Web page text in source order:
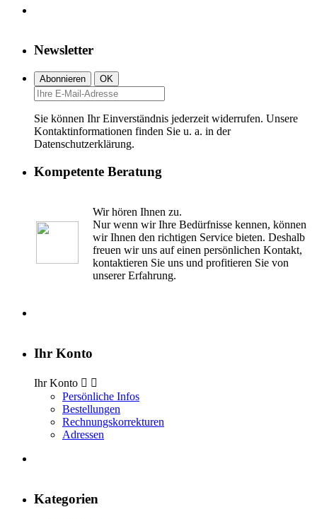
Newsletter
Sie können Ihr Einverständnis jederzeit widerrufen. Unsere
Kontaktinformationen finden Sie u. a. in der
Datenschutzerklärung.
Kompetente Beratung
Wir hören Ihnen zu.
Nur wenn wir Ihre Bedürfnisse kennen, können
wir Ihnen den richtigen Service bieten. Deshalb
freuen wir uns auf einen persönlichen Kontakt,
kontaktieren Sie uns und profitieren Sie von
unserer Erfahrung.
Ihr Konto
Ihr Konto  
Persönliche Infos
Bestellungen
Rechnungskorrekturen
Adressen
Kategorien